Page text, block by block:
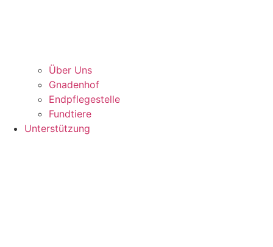
Über Uns
Gnadenhof
Endpflegestelle
Fundtiere
Unterstützung